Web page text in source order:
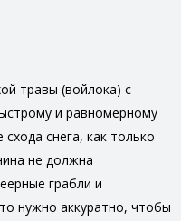
травы (войлока) с
и равномерному
снега, как только
не должна
грабли и
нужно аккуратно, чтобы